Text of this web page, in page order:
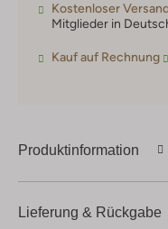
Kostenloser
Mitglieder in
Kauf auf Rechnung
Produktinformation
Lieferung & Rückgabe